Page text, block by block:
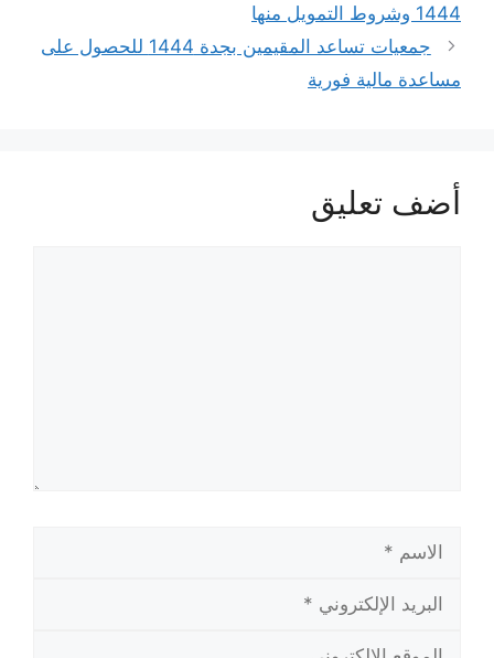
1444 وشروط التمويل منها
جمعيات تساعد المقيمين بجدة 1444 للحصول على
مساعدة مالية فورية
أضف تعليق
الاسم
البريد
الإلكتروني
الموقع